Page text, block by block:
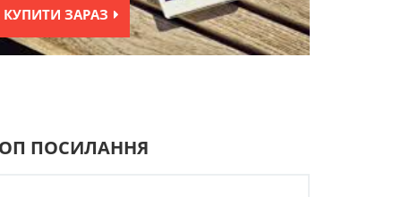
КУПИТИ ЗАРАЗ
ПОСИЛАННЯ